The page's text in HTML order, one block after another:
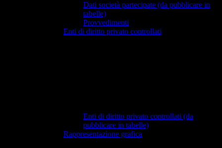
Dati società partecipate (da pubblicare in
tabelle)
Provvedimenti
Enti di diritto privato controllati
Enti di diritto privato controllati (da
pubblicare in tabelle)
Rappresentazione grafica